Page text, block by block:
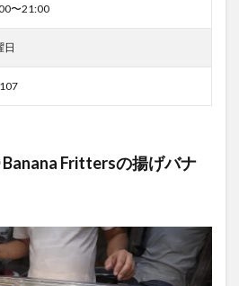
〜21:00
日
Banana Frittersの揚げバナ